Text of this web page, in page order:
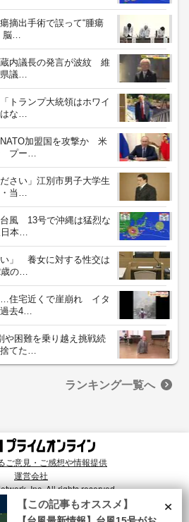
摘出手術で誤って“腫瘍
脳…
蔵内議長の発言が波紋 維
県議…
トランプ大統領はホワイ
はな…
加盟国を攻撃か 米
プー…
さい」江別市男子大学生
当…
台風 13号で沖縄は猛烈な
本…
い」 養女に対する性交は
の…
…住宅近くで崖崩れ イタ
過去4…
や困難を乗り越え挑戦続
てた…
ランキング一覧へ
ご意見・ご感想や情報提供
運営会社
Inc. All rights reserved.
興味・関⼼に合致したコンテンツや広告配信を提供する
詳細は、
プライバシーポリシー をご確認ください。×
【この記事もオススメ】